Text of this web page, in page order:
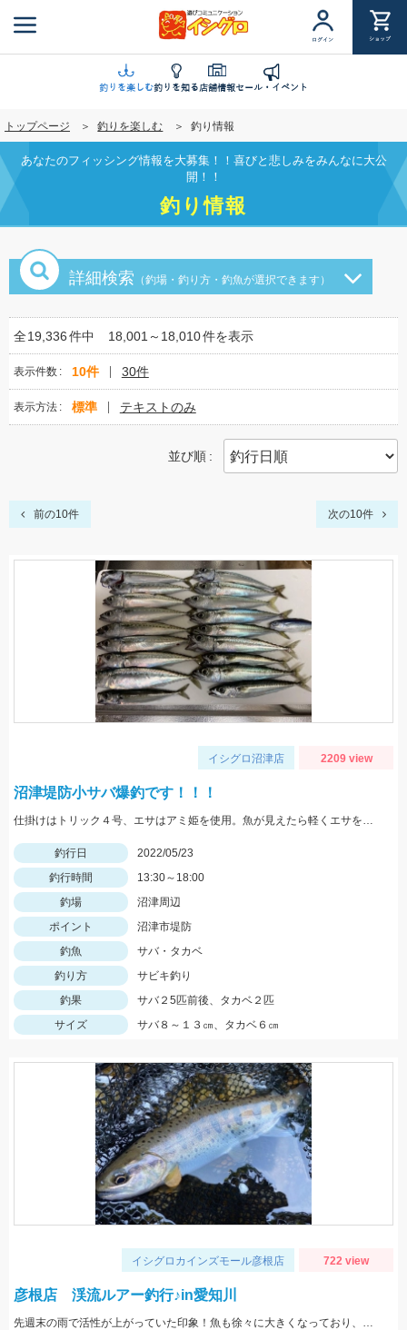
ン
に
移
動
ログイン ショップ
釣りを楽しむ釣りを知る店舗情報セール・イベント
トップページ 釣りを楽しむ 釣り情報
あなたのフィッシング情報を大募集！！喜びと悲しみをみんなに大公
開！！
釣り情報
詳細検索 （釣場・釣り方・釣魚が選択できます）
全19,336件中 18,001～18,010件を表示
表示件数 10件 30件
表示方法 標準 テキストのみ
並び順
前の10件 次の10件
イシグロ沼津店 2209 view
沼津堤防小サバ爆釣です！！！
仕掛けはトリック４号、エサはアミ姫を使用。魚が見えたら軽くエサを撒いて、仕掛けをたらせば入れ食いでした。
釣行日
2022/05/23
釣行時間
13:30～18:00
釣場
沼津周辺
ポイント
沼津市堤防
釣魚
サバ・タカベ
釣り方
サビキ釣り
釣果
サバ２5匹前後、タカベ２匹
サイズ
サバ８～１３㎝、タカベ６㎝
イシグロカインズモール彦根店 722 view
彦根店 渓流ルアー釣行♪in愛知川
先週末の雨で活性が上がっていた印象！魚も徐々に大きくなっており、まだまだ楽しめそうですよ♪